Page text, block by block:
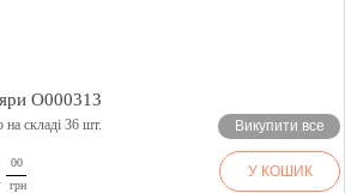
O000313
на складі 36 шт. Викупити все
00
грн
У КОШИК